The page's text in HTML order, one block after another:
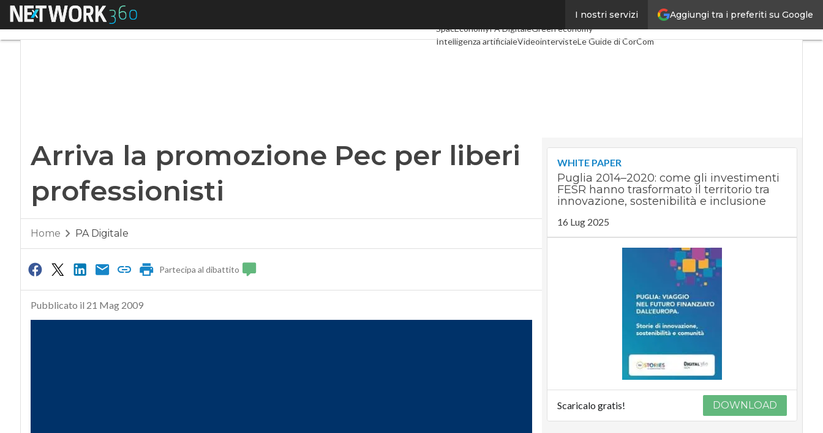
Aggiungi tra i preferiti su Google
I nostri servizi
Menu
Industria 4.0
SpacEconomyPA DigitaleGreen economy
Intelligenza artificialeVideointervisteLe Guide di CorCom
Arriva la promozione Pec per liberi
professionisti
Home PA Digitale
Partecipa al dibattito
Pubblicato il 21 Mag 2009
WHITE PAPER
Puglia 2014–2020: come gli investimenti
FESR hanno trasformato il territorio tra
innovazione, sostenibilità e inclusione
16 Lug 2025
Scaricalo gratis! DOWNLOAD